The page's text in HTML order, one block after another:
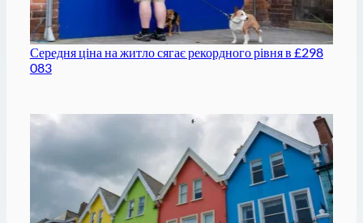
Середня ціна на житло сягає рекордного рівня в £298
083